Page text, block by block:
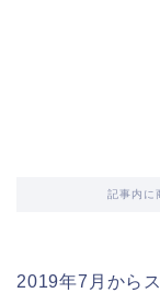
記事内に
2019年7月から